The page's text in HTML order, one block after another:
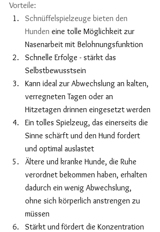
Vorteile:
Schnüffelspielzeuge bieten den
Hunden eine tolle Möglichkeit zur
Nasenarbeit mit Belohnungsfunktion
Schnelle Erfolge - stärkt das
Selbstbewusstsein
Kann ideal zur Abwechslung an kalten,
verregneten Tagen oder an
Hitzetagen drinnen eingesetzt werden
Ein tolles Spielzeug, das einerseits die
Sinne schärft und den Hund fordert
und optimal auslastet
Ältere und kranke Hunde, die Ruhe
verordnet bekommen haben, erhalten
dadurch ein wenig Abwechslung,
ohne sich körperlich anstrengen zu
müssen
Stärkt undfördert die Konzentration